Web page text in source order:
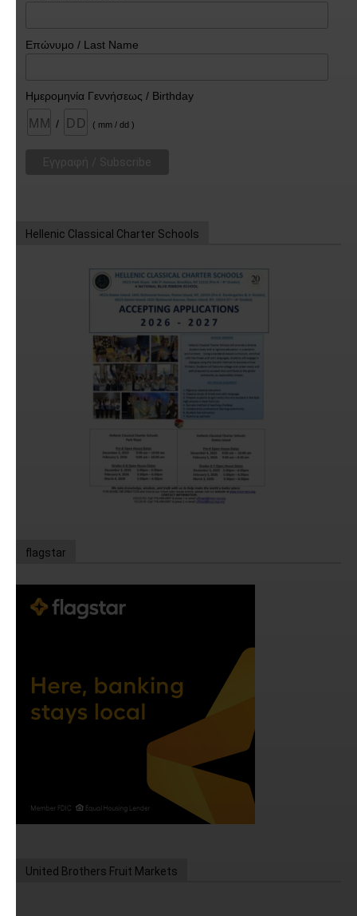
Επώνυμο / Last Name
Ημερομηνία Γεννήσεως / Birthday
/ ( mm / dd )
Hellenic Classical Charter Schools
flagstar
United Brothers Fruit Markets